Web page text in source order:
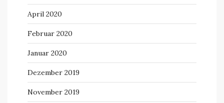
April 2020
Februar 2020
Januar 2020
Dezember 2019
November 2019